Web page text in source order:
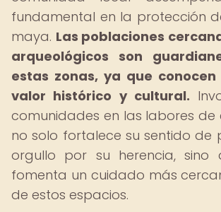
fundamental en la protección
maya. Las poblaciones
arqueológicos son
estas zonas, ya que
valor histórico y cultural.
comunidades en las labores de
no solo fortalece su sentido de
orgullo por su herencia, sino
fomenta un cuidado más
de estos espacios.